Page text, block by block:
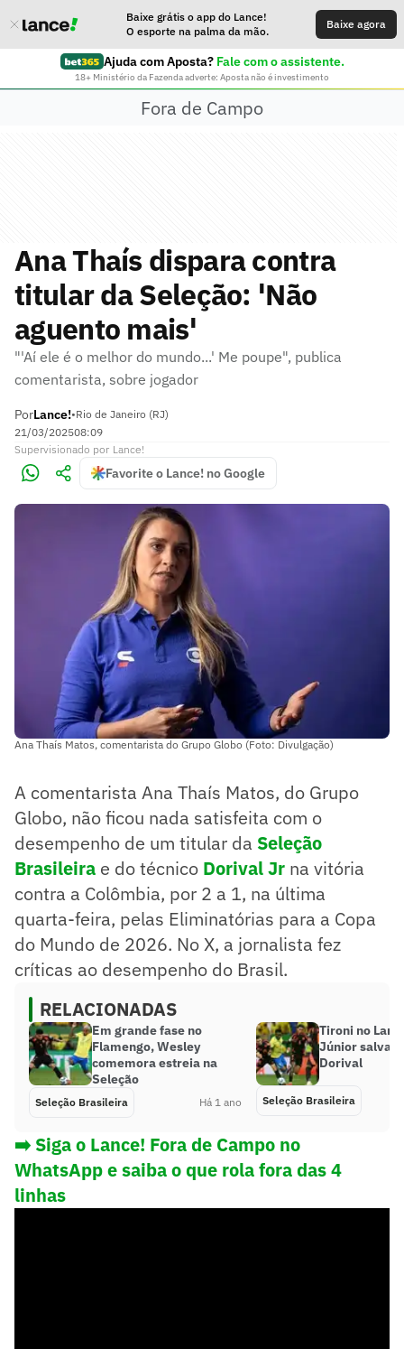
Baixe grátis o app do Lance!
O esporte na palma da mão.
Baixe agora
Ajuda com Aposta? Fale com o assistente.
18+ Ministério da Fazenda adverte: Aposta não é investimento
Fora de Campo
Ana Thaís dispara contra
titular da Seleção: 'Não
aguento mais'
"'Aí ele é o melhor do mundo...' Me poupe", publica
comentarista, sobre jogador
PorLance!•Rio de Janeiro (RJ)
21/03/202508:09
Supervisionado por Lance!
Favorite o Lance! no Google
Ana Thaís Matos, comentarista do Grupo Globo (Foto: Divulgação)
A comentarista Ana Thaís Matos, do Grupo
Globo, não ficou nada satisfeita com o
desempenho de um titular da Seleção
Brasileira e do técnico Dorival Jr na vitória
contra a Colômbia, por 2 a 1, na última
quarta-feira, pelas Eliminatórias para a Copa
do Mundo de 2026. No X, a jornalista fez
críticas ao desempenho do Brasil.
RELACIONADAS
Em grande fase no
Flamengo, Wesley
comemora estreia na
Seleção
Seleção Brasileira Há 1 ano
Tironi no
Júnior salva a
Dorival
Seleção Brasileira
➡️ Siga o Lance! Fora de Campo no
WhatsApp e saiba o que rola fora das 4
linhas